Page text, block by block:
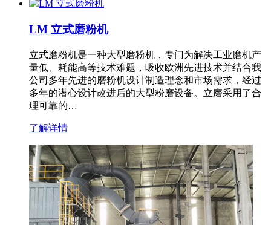
LM 立式磨粉机
立式磨粉机是一种大型磨粉机，专门为解决工业磨机产
量低、耗能高等技术难题，吸收欧洲先进技术并结合我
公司多年先进的磨粉机设计制造理念和市场需求，经过
多年的潜心设计改进后的大型粉磨设备。立磨采用了合
理可靠的…
了解详情